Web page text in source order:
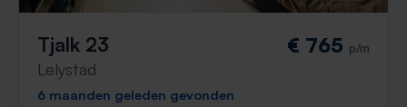
Tjalk 23
Lelystad
€ 765 p/m
6 maanden geleden gevonden